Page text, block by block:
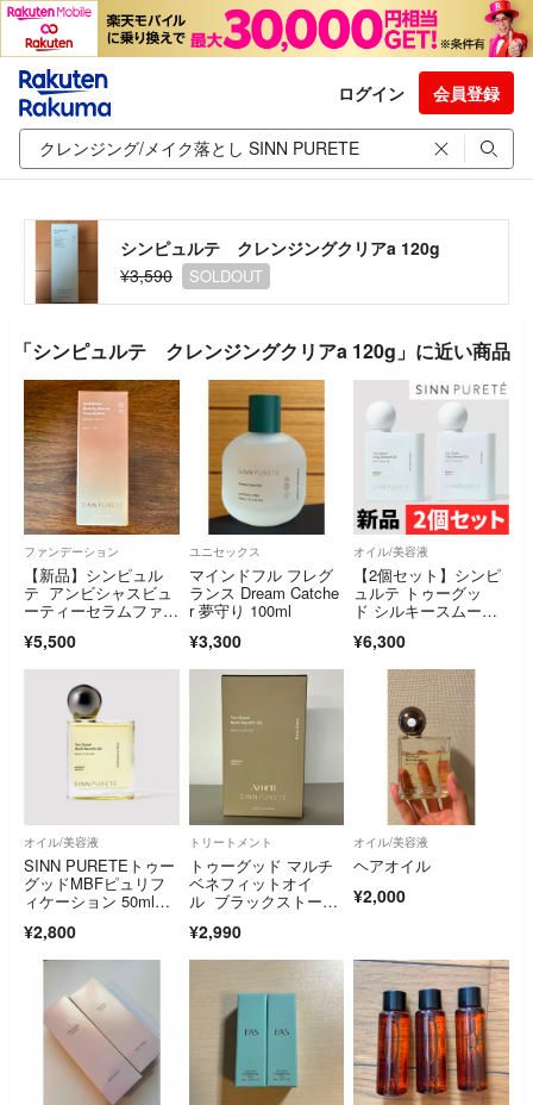
ログイン 会員登録
シンピュルテ クレンジングクリアa 120g
¥3,590
SOLDOUT
「シンピュルテ クレンジングクリアa 120g」に近い商品
ファンデーション
【新品】シンピュル
テ アンビシャスビュ
ーティーセラムファン
¥5,500
ユニセックス
マインドフル フレグ
ランス Dream Catche
r 夢守り 100ml
¥3,300
オイル/美容液
【2個セット】シンピ
ュルテ トゥーグッ
ド シルキースムース
¥6,300
オイル/美容液
SINN PURETEトゥー
グッドMBFピュリフ
ィケーション 50mlオ
¥2,800
トリートメント
トゥーグッド マルチ
ベネフィットオイ
ル ブラックストーン
¥2,990
オイル/美容液
ヘアオイル
¥2,000